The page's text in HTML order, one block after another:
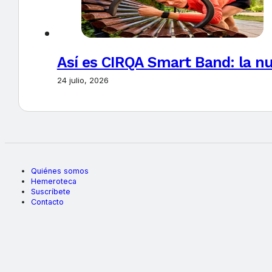
Así es CIRQA Smart Band: la
24 julio, 2026
Quiénes somos
Hemeroteca
Suscríbete
Contacto